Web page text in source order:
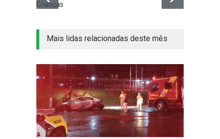
Crianças
Mais lidas relacionadas deste mês